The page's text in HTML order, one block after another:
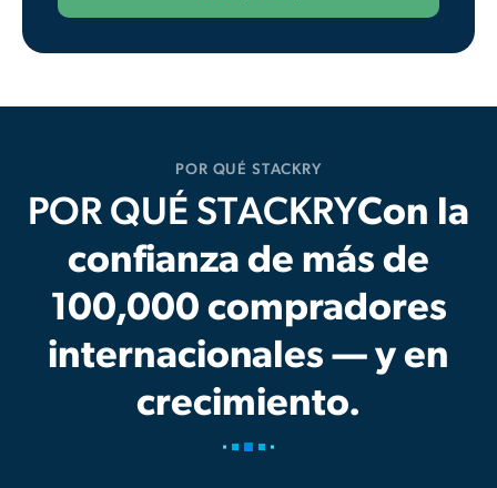
POR QUÉ STACKRY
POR QUÉ STACKRYCon la
confianza de más de
100,000 compradores
internacionales — y en
crecimiento.